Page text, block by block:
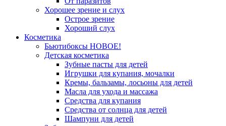
Хорошее зрение и слух
Острое зрение
Хороший слух
Косметика
Бьютибоксы НОВОЕ!
Детская косметика
Зубные пасты для детей
Игрушки для купания, мочалки
Кремы, бальзамы, лосьоны для детей
Масла для ухода и массажа
Средства для купания
Средства от солнца для детей
Шампуни для детей